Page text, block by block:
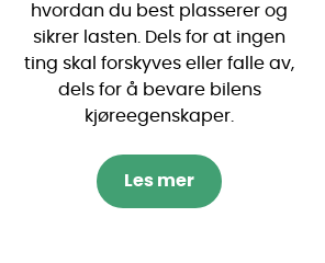
hvordan du best plasserer og
sikrer lasten. Dels for at ingen
ting skal forskyves eller falle av,
dels for å bevare bilens
kjøreegenskaper.
Les mer